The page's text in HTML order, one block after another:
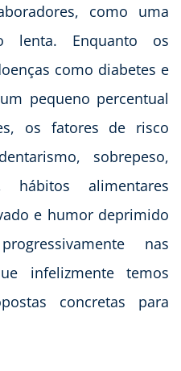
como uma
lenta. Enquanto os
como diabetes e
pequeno percentual
os fatores de risco
sobrepeso,
hábitos alimentares
e humor deprimido
nas
infelizmente temos
concretas para